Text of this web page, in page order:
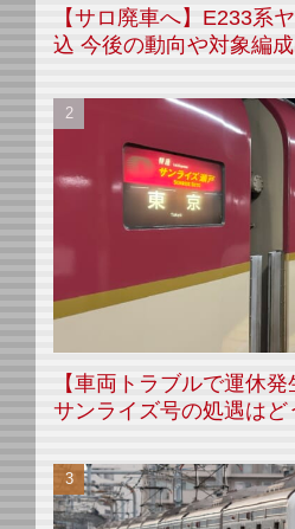
【サロ廃車へ】E233系
込 今後の動向や対象編成
【車両トラブルで運休
サンライズ号の処遇はど